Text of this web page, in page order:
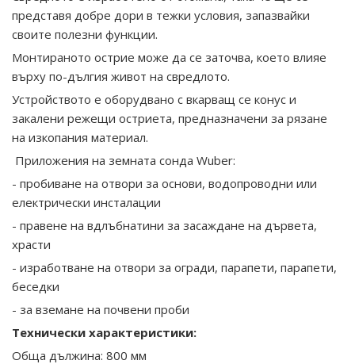
представя добре дори в тежки условия, запазвайки
своите полезни функции.
Монтираното острие може да се заточва, което влияе
върху по-дългия живот на свредлото.
Устройството е оборудвано с вкарващ се конус и
закалени режещи остриета, предназначени за рязане
на изкопания материал.
Приложения на земната сонда Wuber:
- пробиване на отвори за основи, водопроводни или
електрически инсталации
- правене на вдлъбнатини за засаждане на дървета,
храсти
- изработване на отвори за огради, парапети, парапети,
беседки
- за вземане на почвени проби
Технически характеристики:
Обща дължина: 800 мм